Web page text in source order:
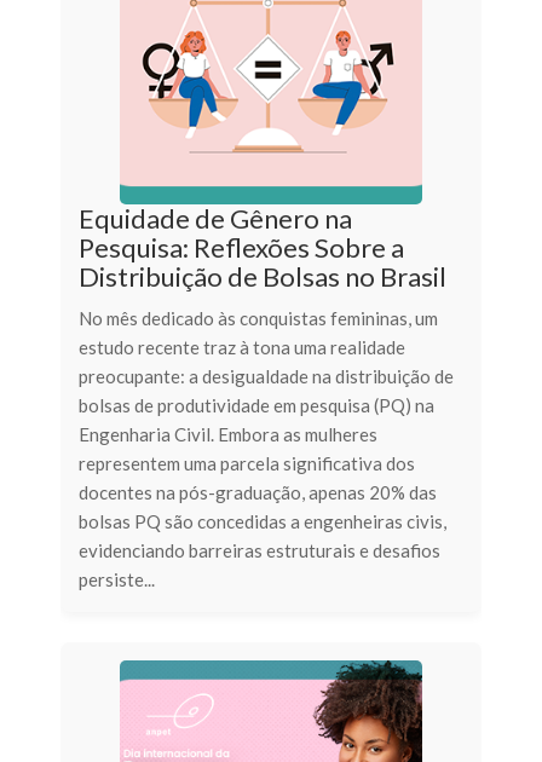
Equidade de Gênero na
Pesquisa: Reflexões Sobre a
Distribuição de Bolsas no Brasil
No mês dedicado às conquistas femininas, um
estudo recente traz à tona uma realidade
preocupante: a desigualdade na distribuição de
bolsas de produtividade em pesquisa (PQ) na
Engenharia Civil. Embora as mulheres
representem uma parcela significativa dos
docentes na pós-graduação, apenas 20% das
bolsas PQ são concedidas a engenheiras civis,
evidenciando barreiras estruturais e desafios
persiste...